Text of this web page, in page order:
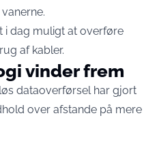
i dag muligt at overføre
af kabler.
vinder frem
dataoverførsel har gjort
over afstande på mere